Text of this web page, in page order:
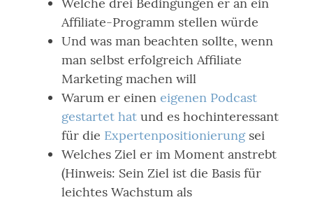
Affiliate-Programm stellen würde
Und was man beachten sollte, wenn
man selbst erfolgreich Affiliate
Marketing machen will
Warum er einen eigenen Podcast
gestartet hatund es hochinteressant
für die Expertenpositionierungsei
Welches Ziel er im Moment anstrebt
(Hinweis: Sein Ziel ist die Basis für
leichtes Wachstum als